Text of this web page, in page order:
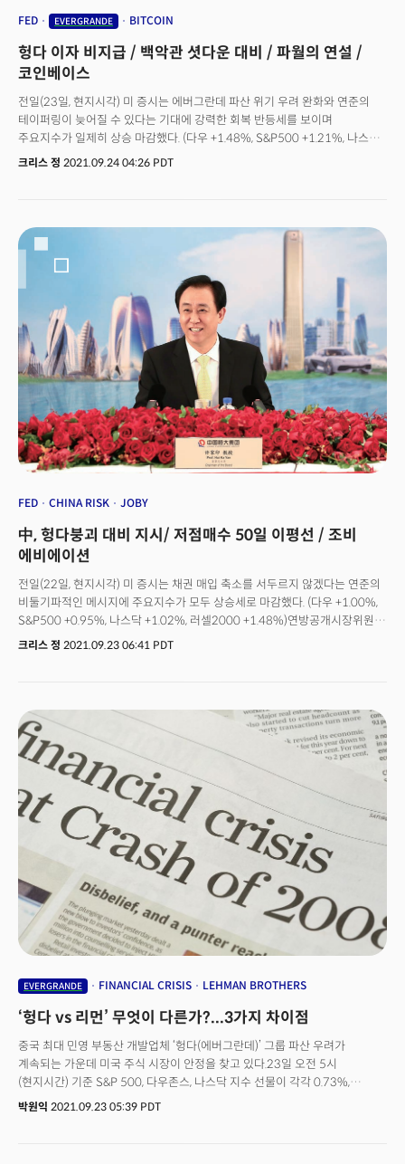
FED EVERGRANDE BITCOIN
헝다 이자 비지급 / 백악관 셧다운 대비 / 파월의 연설 /
코인베이스
전일(23일, 현지시각) 미 증시는 에버그란데 파산 위기 우려 완화와 연준의
테이퍼링이 늦어질 수 있다는 기대에 강력한 회복 반등세를 보이며
주요지수가 일제히 상승 마감했다. (다우 +1.48%, S&P500 +1.21%, 나스닥
+1.04%, 러셀2000 +1.82%)코로나 확산세가 정점에서 확연히 둔화되는
강세로 돌아왔다. 금리의 상승세와 함께 경제 정상화 기대가 커지며 산업재
(+1.55%)와 원자재(+1.39%)의 강세 역시 두드러졌다. 반면 높은 금리에
악영향을 받는 부동산(-0.54%)은 유틸리티(-0.50%)와 함께 11개 섹터 중
유이하게 하락했다. 목요일(23일, 현지시각) 발표된 주요 경제지표는 대부분
예상을 하락하며 성장의 둔화를 시사했다. 신규 실업자는 지난주 35만명으로
2주 연속 상승세를 보였고 9월의 구매관리자지수(PMI) 역시 팬데믹으로 인해
서비스부문이 작년 7월 이후 가장 낮은 수준으로 하락했다. 한편 금요일(24일,
현지시각) 글로벌 증시는 블룸버그는 에버그란데가 달러 표시 채권의 이자를
지급하지 못했다고 보도하며 투자심리가 다시 악화됐다. 여기에 전기차 부문
직원들에게 임금을 지불하지 못했다는 소식까지 전해지며 에버그란데의
주가는 약 12% 하락했다. 홍콩 항셍지수는 이 소식으로 1.6% 하락했고
본토의 상하이종합지수는 0.8% 하락했다. 유럽의 Stoxx600 지수는 소매
관련 주들이 하락을 주도하며 0.79% 하락했고 미 주요 지수의 선물도 약세로
출발했다. (다우 -0.28%, S&P500 -0.39%, 나스닥 -0.54%, 동부시각 오전
백악관은 목요일 오후 주요 연방기관에 첫번째 정부 셧다운에 대비하라는
자금을 승인해야 하지만 공화당이 반대하고 있어 난항이 예상된다. 오늘
시장은 에버그란데 위기와 미 의회의 부채한도 이슈가 투자심리를 억누르는
동부시각 오전 10시에 '팬데믹 회복에 대한 전망'을 주제로 연설할 예정이다.
크리스 정 2021.09.24 04:26 PDT
FED CHINA RISK JOBY
中, 헝다붕괴 대비 지시/ 저점매수 50일 이평선 / 조비
에비에이션
전일(22일, 현지시각) 미 증시는 채권 매입 축소를 서두르지 않겠다는 연준의
비둘기파적인 메시지에 주요지수가 모두 상승세로 마감했다. (다우 +1.00%,
S&P500 +0.95%, 나스닥 +1.02%, 러셀2000 +1.48%)연방공개시장위원회
(FOMC)는 9월 통화정책회의를 통해 경제회복세가 계속 진행될 경우 곧 월
시사, 테이퍼링에 서두르지 않겠다는 의사를 표시했다. 시장은 이를
비둘기파적인 메시지로 인식, 주식시장은 강세를 유지했다.다만 연준
임원들의 향후 기준금리 인상에 대한 전망을 묻는 점도표(Dot Plot)는 달랐다.
마지막으로 공개된 6월의 점도표보다 훨씬 매파적으로 변한 임원들의 인식을
드러낸 것. 18명의 임원 중 절반이 2022년 한번 이상의 금리인상을 전망하며
지난 6월 2023년 이전까지 금리인상이 없을 것으로 전망했던 것과 차이를
보였다. 특히 연준은 향후 단기 경제 전망에서 미국의 성장률을 지난 전망보다
둔화될 것으로 보았으며 물가는 더 높아질 것으로 예상했다. 물가는 여전히
일시적인 요인으로 오르고 있다고 봤지만 공급망의 부진과 폭발적인 수요로
인해 당분간 인플레이션이 강하게 유지될 수 있다고 본 것이다. 한편 글로벌
금융 위기 우려를 자아냈던 중국의 헝다 그룹(에버그란데)는 지난 23일 이자
지급을 할 수 있다고 발표했으나 여전히 시장은 의심스런 눈초리를 거두지
못하고 있다. 블룸버그에 따르면 중국 정부는 헝다 그룹에 달러 표시 채권의
이자를 지급하고 가까운 시일 내 디폴트를 피하라 권고했다고 보도했다.
대비하라고 지시했음이 밝혀졌다. 이는 중국 정부가 막대한 부채를 지고있는
보도했다. 오늘 시장은 신규실업수당 청구와 함께 경제의 선행지표로
인식되는 구매관리자지수(PMI)에 주목할 것으로 전망된다.
크리스 정 2021.09.23 06:41 PDT
EVERGRANDE FINANCIAL CRISIS LEHMAN BROTHERS
‘헝다 vs 리먼’ 무엇이 다른가?...3가지 차이점
중국 최대 민영 부동산 개발업체 ‘헝다(에버그란데)’ 그룹 파산 우려가
계속되는 가운데 미국 주식 시장이 안정을 찾고 있다.23일 오전 5시
(현지시간) 기준 S&P 500, 다우존스, 나스닥 지수 선물이 각각 0.73%,
0.64%, 0.76% 상승하고 있다. 전날 각각 0.95%, 1%, 1.02% 오른 데 이어
박원익 2021.09.23 05:39 PDT